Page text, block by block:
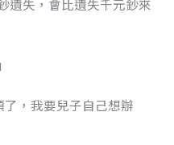
遺失，會比遺失千元鈔來
，我要兒子自己想辦